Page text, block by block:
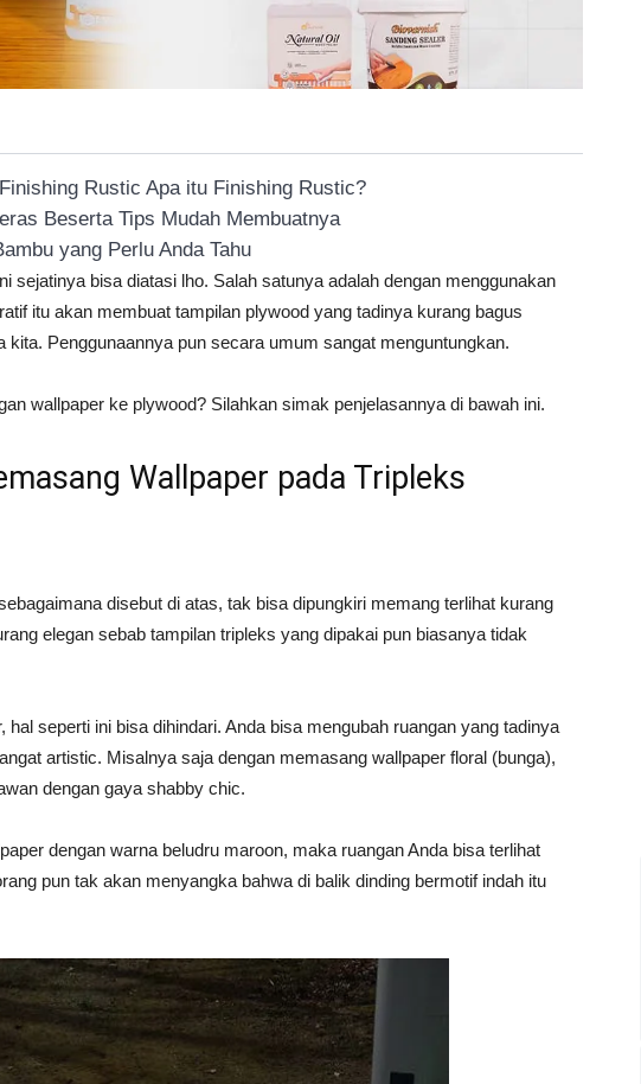
Rustic Apa itu Finishing Rustic?
Beserta Tips Mudah Membuatnya
yang Perlu Anda Tahu
sejatinya bisa diatasi lho. Salah satunya adalah dengan menggunakan
itu akan membuat tampilan plywood yang tadinya kurang bagus
kita. Penggunaannya pun secara umum sangat menguntungkan.
wallpaper ke plywood? Silahkan simak penjelasannya di bawah ini.
Wallpaper pada Tripleks
disebut di atas, tak bisa dipungkiri memang terlihat kurang
elegan sebab tampilan tripleks yang dipakai pun biasanya tidak
hal seperti ini bisa dihindari. Anda bisa mengubah ruangan yang tadinya
artistic. Misalnya saja dengan memasang wallpaper floral (bunga),
dengan gaya shabby chic.
dengan warna beludru maroon, maka ruangan Anda bisa terlihat
pun tak akan menyangka bahwa di balik dinding bermotif indah itu